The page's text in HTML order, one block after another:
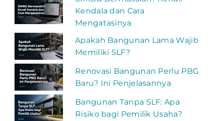
Kendala dan Cara
Mengatasinya
Apakah Bangunan Lama Wajib
Memiliki SLF?
Renovasi Bangunan Perlu PBG
Baru? Ini Penjelasannya
Bangunan Tanpa SLF: Apa
Risiko bagi Pemilik Usaha?